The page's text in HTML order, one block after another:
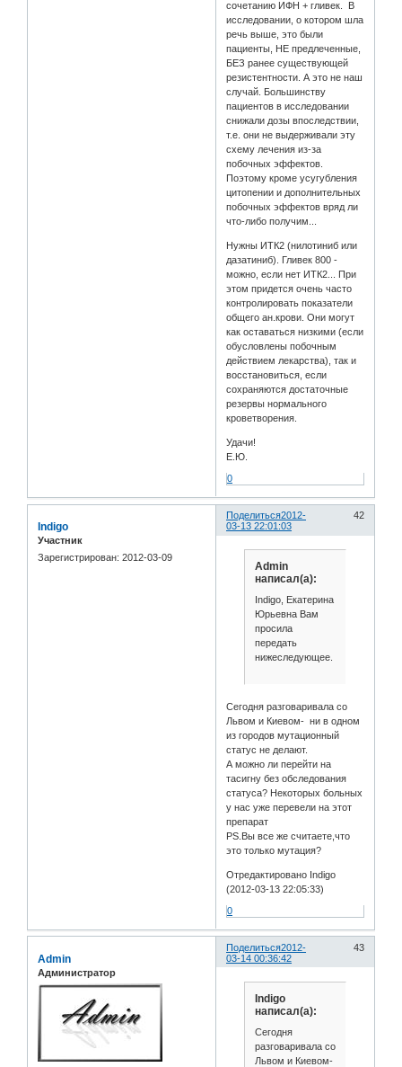
сочетанию ИФН + гливек. В
исследовании, о котором шла
речь выше, это были
пациенты, НЕ предлеченные,
БЕЗ ранее существующей
резистентности. А это не наш
случай. Большинству
пациентов в исследовании
снижали дозы впоследствии,
т.е. они не выдерживали эту
схему лечения из-за
побочных эффектов.
Поэтому кроме усугубления
цитопении и дополнительных
побочных эффектов вряд ли
что-либо получим...
Нужны ИТК2 (нилотиниб или
дазатиниб). Гливек 800 -
можно, если нет ИТК2... При
этом придется очень часто
контролировать показатели
общего ан.крови. Они могут
как оставаться низкими (если
обусловлены побочным
действием лекарства), так и
восстановиться, если
сохраняются достаточные
резервы нормального
кроветворения.
Удачи!
Е.Ю.
0
Поделиться 42
2012-
03-13 22:01:03
Indigo
Участник
Зарегистрирован: 2012-03-09
Admin
написал(а):
Indigo, Екатерина
Юрьевна Вам
просила
передать
нижеследующее.
Сегодня разговаривала со
Львом и Киевом- ни в одном
из городов мутационный
статус не делают.
А можно ли перейти на
тасигну без обследования
статуса? Некоторых больных
у нас уже перевели на этот
препарат
PS.Вы все же считаете,что
это только мутация?
Отредактировано Indigo
(2012-03-13 22:05:33)
0
Поделиться 43
2012-
03-14 00:36:42
Admin
Администратор
Indigo
написал(а):
Сегодня
разговаривала со
Львом и Киевом-